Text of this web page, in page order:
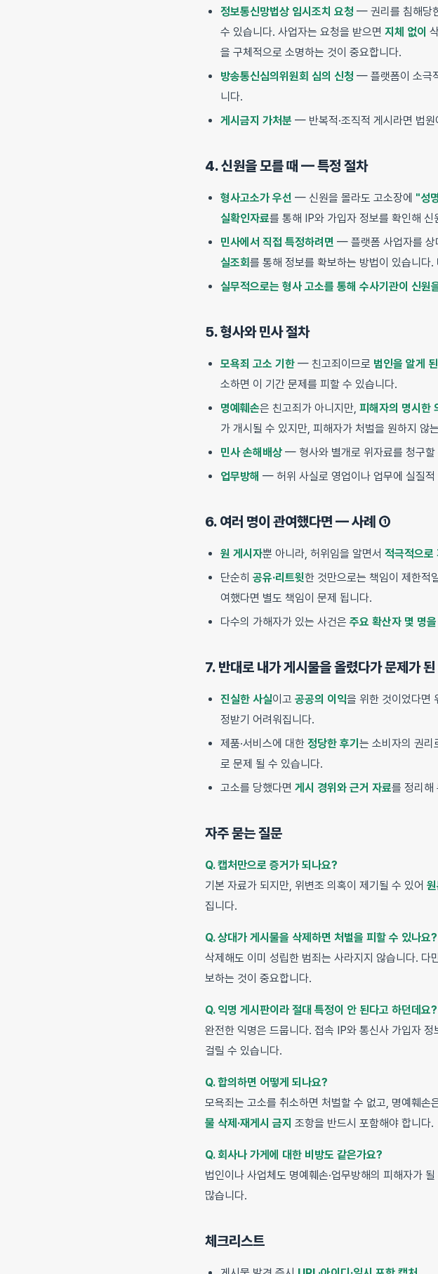
정보통신망법상 임시조치 요청 — 권리를 침해당
수 있습니다. 사업자는 요청을 받으면 지체 없이
을 구체적으로 소명하는 것이 중요합니다.
방송통신심의위원회 심의 신청 — 플랫폼이 소극
니다.
게시금지 가처분 — 반복적·조직적 게시라면 법
4. 신원을 모를 때 — 특정 절차
형사고소가 우선 — 신원을 몰라도 고소장에 "성
실확인자료를 통해 IP와 가입자 정보를 확인해 신
민사에서 직접 특정하려면 — 플랫폼 사업자를 상
실조회 를 통해 정보를 확보하는 방법이 있습니다
실무적으로는 형사 고소를 통해 수사기관이 신원
5. 형사와 민사 절차
모욕죄 고소 기한 — 친고죄이므로 범인을 알게
소하면 이 기간 문제를 피할 수 있습니다.
명예훼손은 친고죄가 아니지만, 피해자의 명시한
가 개시될 수 있지만, 피해자가 처벌을 원하지 않
민사 손해배상 — 형사와 별개로 위자료를 청구할
업무방해 — 허위 사실로 영업이나 업무에 실질적
6. 여러 명이 관여했다면 — 사례 ①
원 게시자뿐 아니라, 허위임을 알면서 적극적으로
단순히 공유·리트윗한 것만으로는 책임이 제한적
여했다면 별도 책임이 문제 됩니다.
다수의 가해자가 있는 사건은 주요 확산자 몇 명
7. 반대로 내가 게시물을 올렸다가 문제가
진실한 사실이고 공공의 이익을 위한 것이었다면
정받기 어려워집니다.
제품·서비스에 대한 정당한 후기 는 소비자의 권리
로 문제 될 수 있습니다.
고소를 당했다면 게시 경위와 근거 자료를 정리해
자주 묻는 질문
Q. 캡처만으로 증거가 되나요?
기본 자료가 되지만, 위변조 의혹이 제기될 수 있어
집니다.
Q. 상대가 게시물을 삭제하면 처벌을 피할 수 있나요?
삭제해도 이미 성립한 범죄는 사라지지 않습니다. 다
보하는 것이 중요합니다.
Q. 익명 게시판이라 절대 특정이 안 된다고 하던데요?
완전한 익명은 드뭅니다. 접속 IP와 통신사 가입자
걸릴 수 있습니다.
Q. 합의하면 어떻게 되나요?
모욕죄는 고소를 취소하면 처벌할 수 없고, 명예훼
물 삭제·재게시 금지 조항을 반드시 포함해야 합니다.
Q. 회사나 가게에 대한 비방도 같은가요?
법인이나 사업체도 명예훼손·업무방해의 피해자가
많습니다.
체크리스트